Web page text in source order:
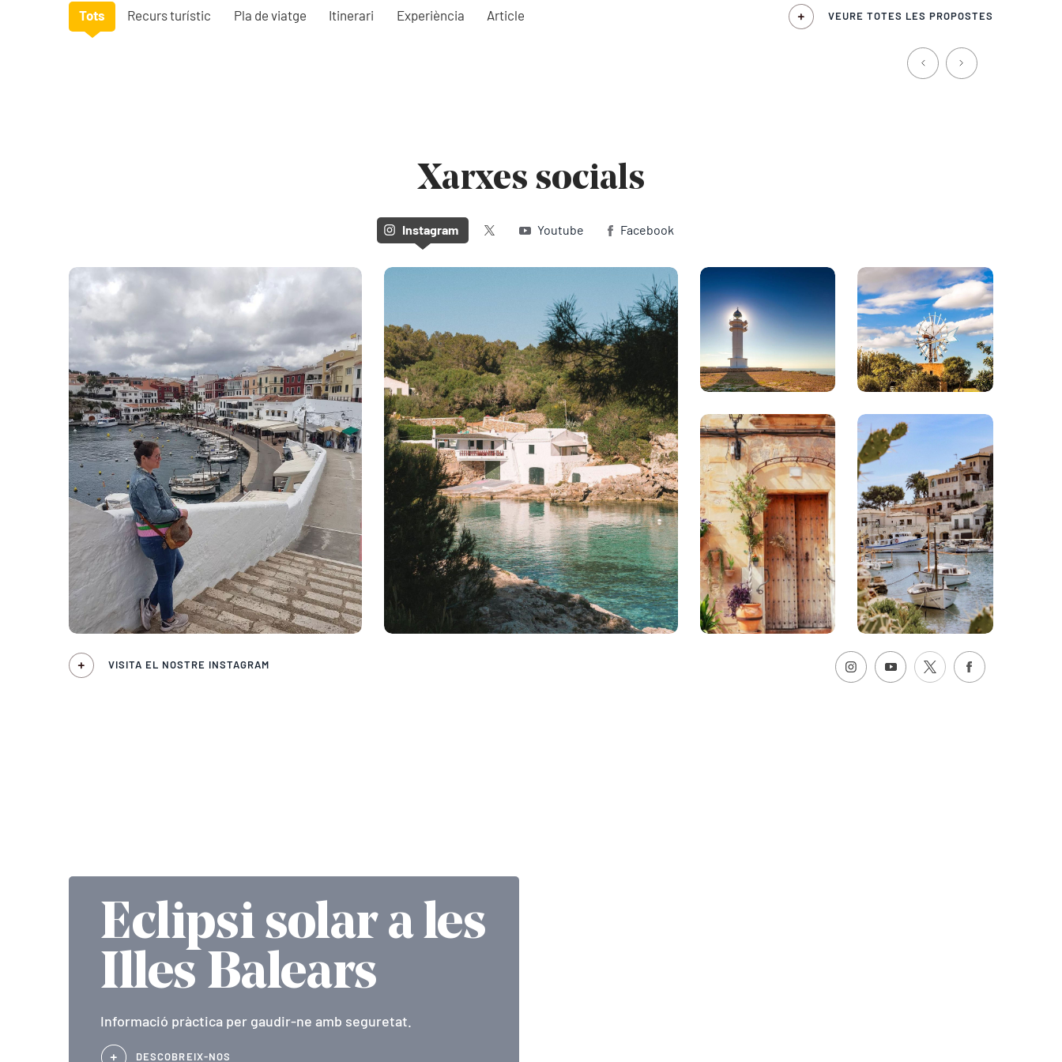
Tots Recurs turístic Pla de viatge Itinerari Experiència Article VEURE TOTES LES PROPOSTES
Xarxes socials
Instagram Twitter (X)Youtube Facebook
VISITA EL NOSTRE INSTAGRAM
Eclipsi solar a les
Illes Balears
Informació pràctica per gaudir-ne amb seguretat.
DESCOBREIX-NOS